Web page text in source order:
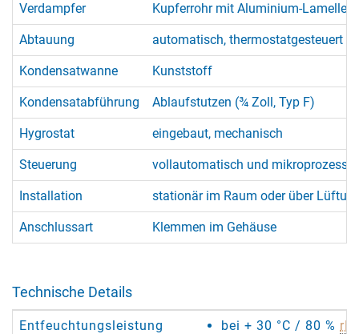
Verdampfer Kupferrohr mit Aluminium-Lamellen
Abtauung automatisch, thermostatgesteuert
Kondensatwanne Kunststoff
Kondensatabführung Ablaufstutzen (¾ Zoll, Typ F)
Hygrostat eingebaut, mechanisch
Steuerung vollautomatisch und
Installation stationär im Raum oder über
Anschlussart Klemmen im Gehäuse
Technische Details
Entfeuchtungsleistung bei + 30 °C / 80 % rF